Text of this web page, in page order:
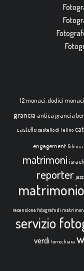
12 monaci. dodici monaci
grancia antica grancia
castello castello di Felino
engagement fidenza
matrimoni
reporter jazz
matrimonio
recensione fotografo di
servizio
verdi torrechiara